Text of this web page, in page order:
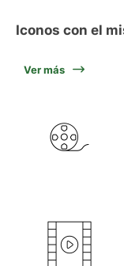
Iconos con el
Ver más